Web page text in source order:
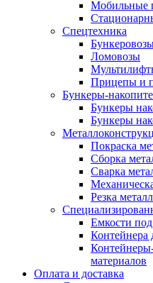
Мобильные
Спецтехника
Ломовозы
Прицепы и
Бункеры-
Бункеры
Бункеры
Покраска
Сборка
Сварка
Резка
Емкости
Контейнера
материалов
Оплата и доставка